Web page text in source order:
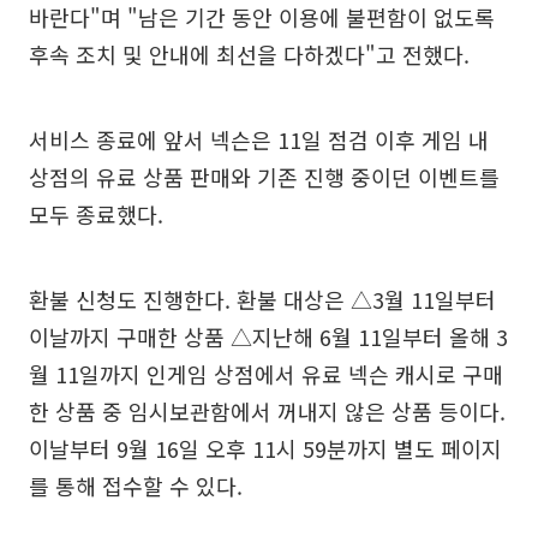
바란다"며 "남은 기간 동안 이용에 불편함이 없도록
후속 조치 및 안내에 최선을 다하겠다"고 전했다.
서비스 종료에 앞서 넥슨은 11일 점검 이후 게임 내
상점의 유료 상품 판매와 기존 진행 중이던 이벤트를
모두 종료했다.
환불 신청도 진행한다. 환불 대상은 △3월 11일부터
이날까지 구매한 상품 △지난해 6월 11일부터 올해 3
월 11일까지 인게임 상점에서 유료 넥슨 캐시로 구매
한 상품 중 임시보관함에서 꺼내지 않은 상품 등이다.
이날부터 9월 16일 오후 11시 59분까지 별도 페이지
를 통해 접수할 수 있다.